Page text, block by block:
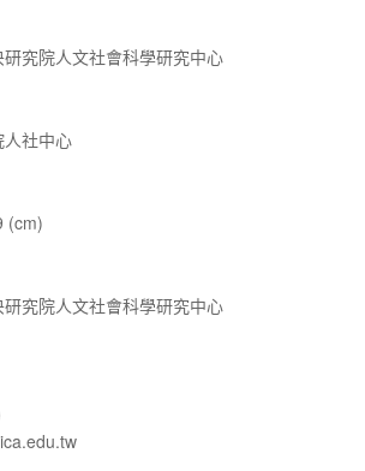
究院人文社會科學研究中心
社中心
(cm)
究院人文社會科學研究中心